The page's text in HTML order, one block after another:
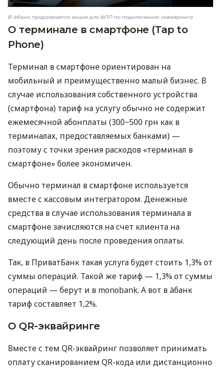
В àбанк продолжается акция для ФЛП по подключению эквайринга
О терминале в смартфоне (Tap to
Phone)
Терминал в смартфоне ориентирован на
мобильный и преимущественно малый бизнес. В
случае использования собственного устройства
(смартфона) тариф на услугу обычно не содержит
ежемесячной абонплаты (300−500 грн как в
терминалах, предоставляемых банками) —
поэтому с точки зрения расходов «терминал в
смартфоне» более экономичен.
Обычно терминал в смартфоне используется
вместе с кассовым интегратором. Денежные
средства в случае использования терминала в
смартфоне зачисляются на счет клиента на
следующий день после проведения оплаты.
Так, в ПриватБанк такая услуга будет стоить 1,3% от
суммы операций. Такой же тариф — 1,3% от суммы
операций — берут и в monobank. А вот в àбанк
тариф составляет 1,2%.
О QR-эквайринге
Вместе с тем QR-эквайринг позволяет принимать
оплату сканированием QR-кода или дистанционно